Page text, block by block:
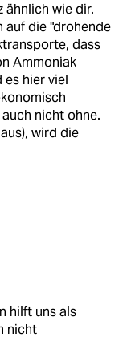
ähnlich wie dir.
auf die "drohende
dass
Ammoniak
hier viel
nicht ohne.
wird die
hilft uns als
nicht